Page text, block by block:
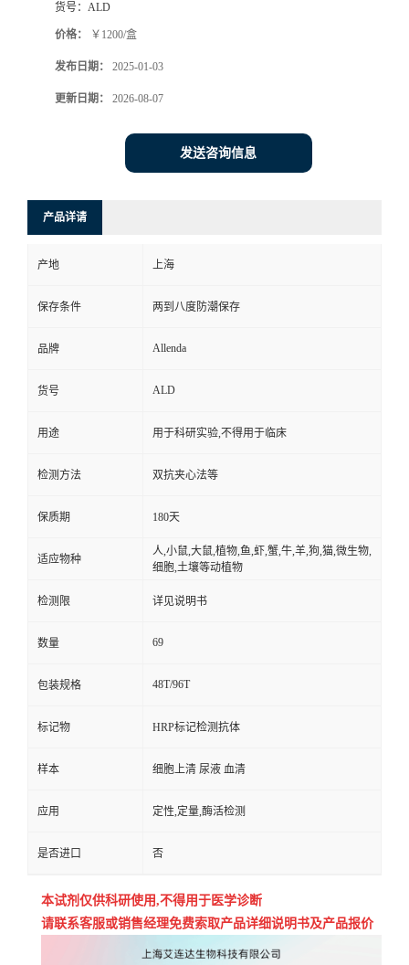
货号： ALD
价格： ￥1200/盒
发布日期： 2025-01-03
更新日期： 2026-08-07
发送咨询信息
产品详请
产地 上海
保存条件 两到八度防潮保存
品牌 Allenda
货号 ALD
用途 用于科研实验,不得用于临床
检测方法 双抗夹心法等
保质期 180天
适应物种
人,小鼠,大鼠,植物,鱼,虾,蟹,牛,羊,狗,猫,微生物,
细胞,土壤等动植物
检测限 详见说明书
数量 69
包装规格 48T/96T
标记物 HRP标记检测抗体
样本 细胞上清 尿液 血清
应用 定性,定量,酶活检测
是否进口 否
本试剂仅供科研使用,不得用于医学诊断
请联系客服或销售经理免费索取产品详细说明书及产品报价